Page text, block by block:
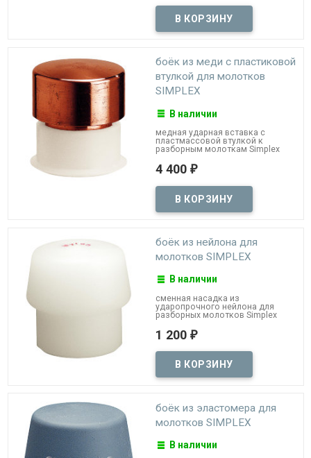
боёк из меди с пластиковой
втулкой для молотков
SIMPLEX
В наличии
медная ударная вставка с
пластмассовой втулкой к
разборным молоткам Simplex
4 400 ₽
боёк из нейлона для
молотков SIMPLEX
В наличии
сменная насадка из
ударопрочного нейлона для
разборных молотков Simplex
1 200 ₽
боёк из эластомера для
молотков SIMPLEX
В наличии